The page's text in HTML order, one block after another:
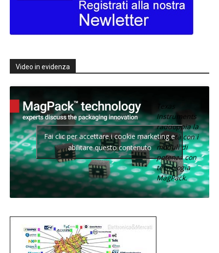
Video in evidenza
Texas
Instruments
raddoppia la
densità con i
moduli di
potenza con
tecnologia
MagPack.
Fai clic per accettare i cookie marketing e
abilitare questo contenuto